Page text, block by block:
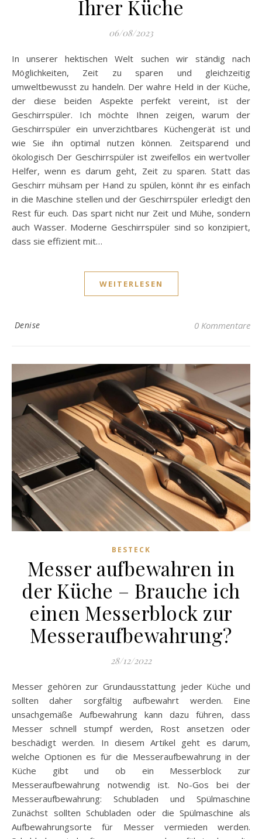
Ihrer Küche
06/08/2023
In unserer hektischen Welt suchen wir ständig nach
Möglichkeiten, Zeit zu sparen und gleichzeitig
umweltbewusst zu handeln. Der wahre Held in der Küche,
der diese beiden Aspekte perfekt vereint, ist der
Geschirrspüler. Ich möchte Ihnen zeigen, warum der
Geschirrspüler ein unverzichtbares Küchengerät ist und
wie Sie ihn optimal nutzen können. Zeitsparend und
ökologisch Der Geschirrspüler ist zweifellos ein wertvoller
Helfer, wenn es darum geht, Zeit zu sparen. Statt das
Geschirr mühsam per Hand zu spülen, könnt ihr es einfach
in die Maschine stellen und der Geschirrspüler erledigt den
Rest für euch. Das spart nicht nur Zeit und Mühe, sondern
auch Wasser. Moderne Geschirrspüler sind so konzipiert,
dass sie effizient mit…
WEITERLESEN
Denise 0 Kommentare
BESTECK
Messer aufbewahren in
der Küche – Brauche ich
einen Messerblock zur
Messeraufbewahrung?
28/12/2022
Messer gehören zur Grundausstattung jeder Küche und
sollten daher sorgfältig aufbewahrt werden. Eine
unsachgemäße Aufbewahrung kann dazu führen, dass
Messer schnell stumpf werden, Rost ansetzen oder
beschädigt werden. In diesem Artikel geht es darum,
welche Optionen es für die Messeraufbewahrung in der
Küche gibt und ob ein Messerblock zur
Messeraufbewahrung notwendig ist. No-Gos bei der
Messeraufbewahrung: Schubladen und Spülmaschine
Zunächst sollten Schubladen oder die Spülmaschine als
Aufbewahrungsorte für Messer vermieden werden.